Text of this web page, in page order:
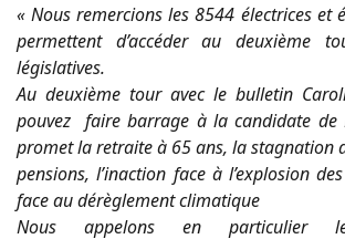
« Nous remercions les 8544 électrices et
permettent d’accéder au deuxième
législatives.
Au deuxième tour avec le bulletin
pouvez faire barrage à la candidate de
promet la retraite à 65 ans, la stagnation
pensions, l’inaction face à l’explosion
face au dérèglement climatique
Nous appelons en particulier